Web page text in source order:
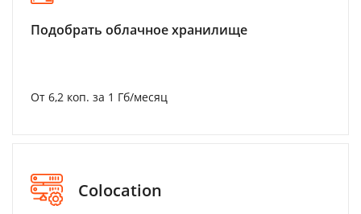
Подобрать облачное хранилище
От 6,2 коп. за 1 Гб/месяц
Colocation